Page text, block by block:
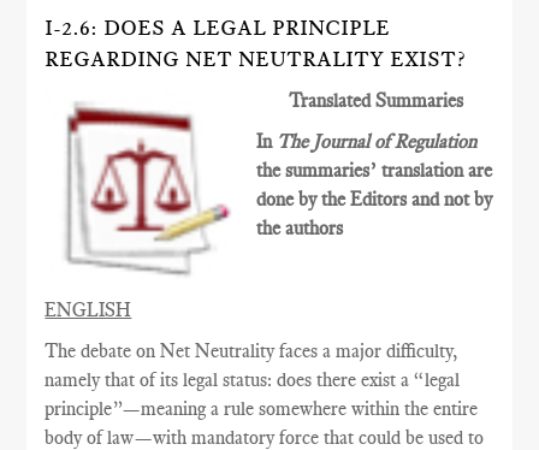
I-2.6: DOES A LEGAL PRINCIPLE
REGARDING NET NEUTRALITY EXIST?
Translated Summaries
In The Journal of Regulation
the summaries’ translation are
done by the Editors and not by
the authors
ENGLISH
The debate on Net Neutrality faces a major difficulty,
namely that of its legal status: does there exist a “legal
principle”—meaning a rule somewhere within the entire
body of law—with mandatory force that could be used to